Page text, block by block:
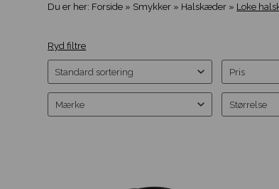
Du er her: Forside » Smykker » Halskæder » Loke
Ryd filtre
Pris
Mærke Størrelse